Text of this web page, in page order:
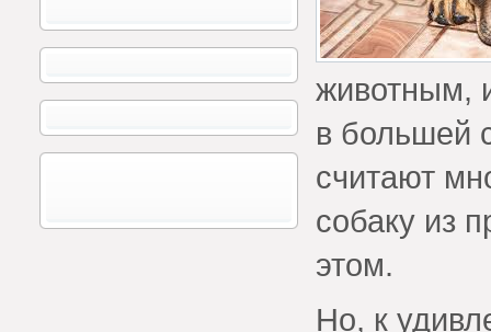
животным,
в большей
считают
собаку из
этом.
Но, к